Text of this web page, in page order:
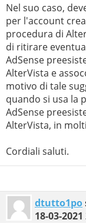
Nel suo caso,
per l'account
procedura di
di ritirare
AdSense
AlterVista e
motivo di tale
quando si usa la
AdSense
AlterVista, in
Cordiali saluti.
dtutto1po
18-03-2021